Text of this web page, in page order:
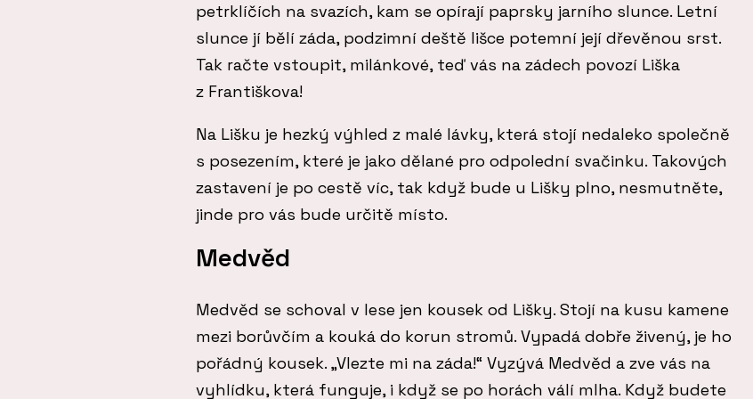
petrklíčích na svazích, kam se opírají paprsky jarního slunce. Letní
slunce jí bělí záda, podzimní deště lišce potemní její dřevěnou srst.
Tak račte vstoupit, milánkové, teď vás na zádech povozí Liška
z Františkova!
Na Lišku je hezký výhled z malé lávky, která stojí nedaleko společně
s posezením, které je jako dělané pro odpolední svačinku. Takových
zastavení je po cestě víc, tak když bude u Lišky plno, nesmutněte,
jinde pro vás bude určitě místo.
Medvěd
Medvěd se schoval v lese jen kousek od Lišky. Stojí na kusu kamene
mezi borůvčím a kouká do korun stromů. Vypadá dobře živený, je ho
pořádný kousek. „Vlezte mi na záda!“ Vyzývá Medvěd a zve vás na
vyhlídku, která funguje, i když se po horách válí mlha. Když budete